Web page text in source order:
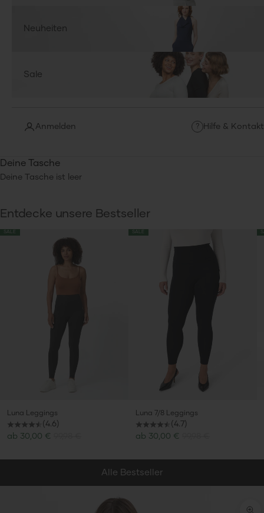
Neuheiten
Sale
Anmelden ? Hilfe & Kontakt
Deine Tasche
Deine Tasche ist leer
Entdecke unsere Bestseller
SALE
Luna Leggings
(4.6)
Angebot
ab 30,00 €
SALE
Luna 7/8 Leggings
(4.7)
Angebot
ab 30,00 €
Alle Bestseller